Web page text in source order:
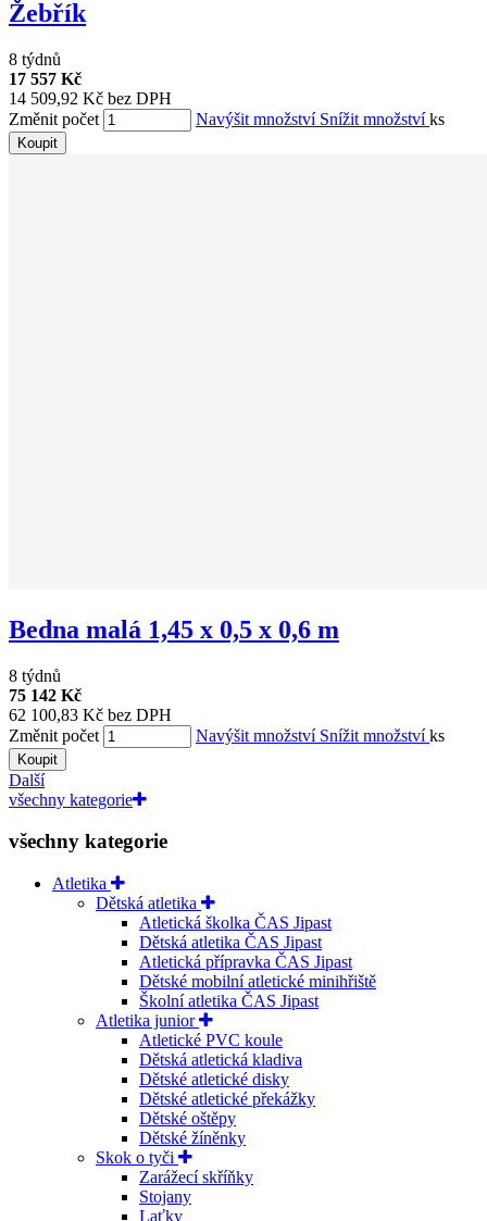
Žebřík
8 týdnů
17 557 Kč
14 509,92 Kč bez DPH
Změnit počet
Navýšit množství Snížit množstvíks
Koupit
Bedna malá 1,45 x 0,5 x 0,6 m
8 týdnů
75 142 Kč
62 100,83 Kč bez DPH
Změnit počet
Navýšit množství Snížit množstvíks
Koupit
Další
všechny kategorie
všechny kategorie
Atletika
Dětská atletika
Atletická školka ČAS Jipast
Dětská atletika ČAS Jipast
Atletická přípravka ČAS Jipast
Dětské mobilní atletické minihřiště
Školní atletika ČAS Jipast
Atletika junior
Atletické PVC koule
Dětská atletická kladiva
Dětské atletické disky
Dětské atletické překážky
Dětské oštěpy
Dětské žíněnky
Skok o tyči
Zarážecí skříňky
Stojany
Laťky